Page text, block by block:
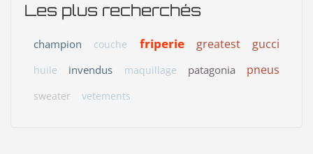
Les plus recherchés
champion couche friperie greatest gucci
huile invendus maquillage patagonia pneus
sweater vetements